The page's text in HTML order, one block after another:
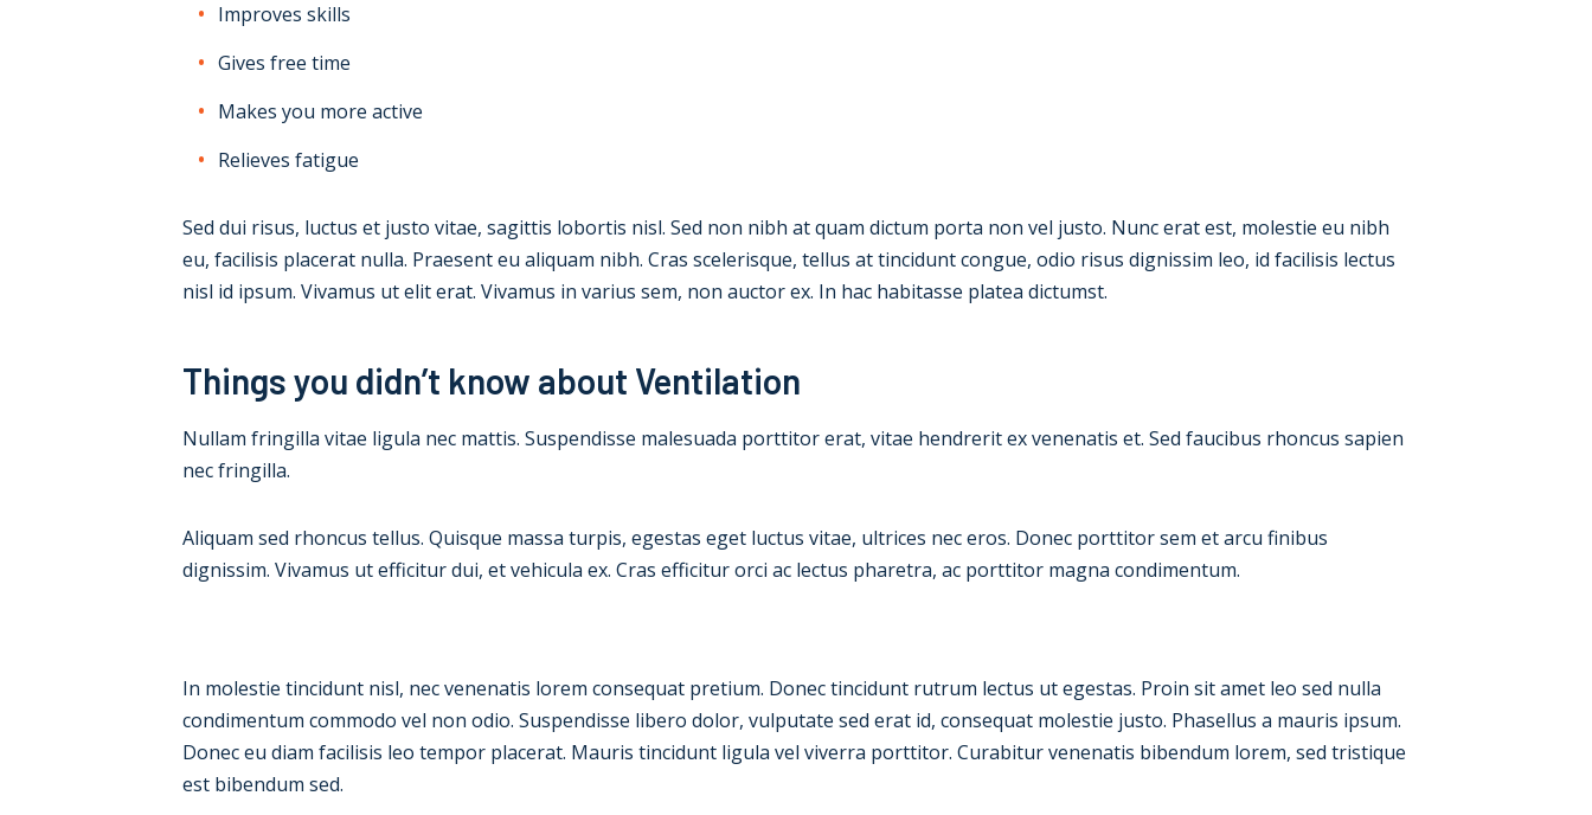
Improves skills
Gives free time
Makes you more active
Relieves fatigue
Sed dui risus, luctus et justo vitae, sagittis lobortis nisl. Sed non nibh at quam dictum porta non vel justo. Nunc erat est, molestie eu nibh
eu, facilisis placerat nulla. Praesent eu aliquam nibh. Cras scelerisque, tellus at tincidunt congue, odio risus dignissim leo, id facilisis lectus
nisl id ipsum. Vivamus ut elit erat. Vivamus in varius sem, non auctor ex. In hac habitasse platea dictumst.
Things you didn’t know about Ventilation
Nullam fringilla vitae ligula nec mattis. Suspendisse malesuada porttitor erat, vitae hendrerit ex venenatis et. Sed faucibus rhoncus sapien
nec fringilla.
Aliquam sed rhoncus tellus. Quisque massa turpis, egestas eget luctus vitae, ultrices nec eros. Donec porttitor sem et arcu finibus
dignissim. Vivamus ut efficitur dui, et vehicula ex. Cras efficitur orci ac lectus pharetra, ac porttitor magna condimentum.
In molestie tincidunt nisl, nec venenatis lorem consequat pretium. Donec tincidunt rutrum lectus ut egestas. Proin sit amet leo sed nulla
condimentum commodo vel non odio. Suspendisse libero dolor, vulputate sed erat id, consequat molestie justo. Phasellus a mauris ipsum.
Donec eu diam facilisis leo tempor placerat. Mauris tincidunt ligula vel viverra porttitor. Curabitur venenatis bibendum lorem, sed tristique
est bibendum sed.